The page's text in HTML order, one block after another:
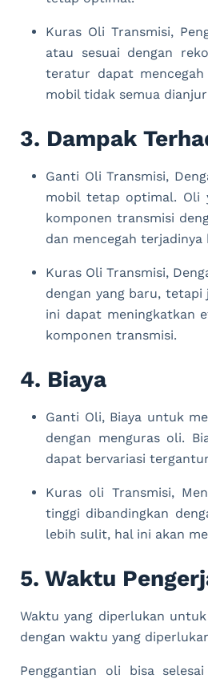
Kuras Oli Transmisi,
atau sesuai dengan
teratur dapat
mobil tidak semua
3. Dampak
Ganti Oli Transmisi,
mobil tetap optimal. Oli
komponen transmisi
dan mencegah terjadinya
Kuras Oli Transmisi,
dengan yang baru,
ini dapat meningkatkan
komponen transmisi.
4. Biaya
Ganti Oli, Biaya untuk
dengan menguras oli.
dapat bervariasi
Kuras oli Transmisi,
tinggi dibandingkan
lebih sulit, hal ini akan
5. Waktu
Waktu yang diperlukan
dengan waktu yang
Penggantian oli bisa